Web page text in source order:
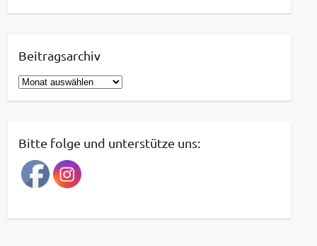
Beitragsarchiv
B
e
r
a
g
a
Bitte folge und unterstütze uns: